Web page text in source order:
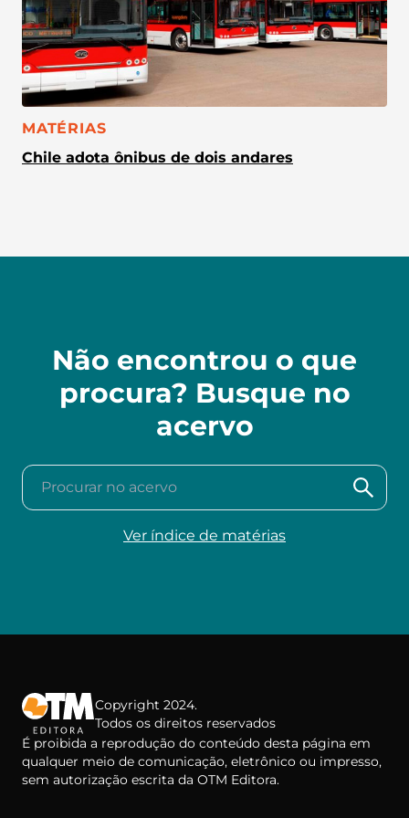
CATEGORIA:
MATÉRIAS
Chile adota ônibus de dois andares
Não encontrou o que
procura? Busque no
acervo
Procurar no acervo
Ver índice de matérias
Copyright 2024.
Todos os direitos reservados
É proibida a reprodução do conteúdo desta página em
qualquer meio de comunicação, eletrônico ou impresso,
sem autorização escrita da OTM Editora.